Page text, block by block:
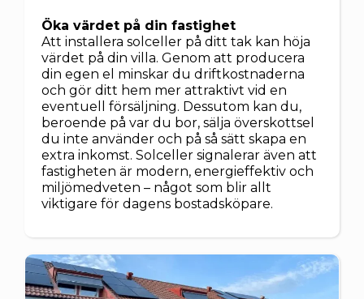
Öka värdet på din fastighet
Att installera solceller på ditt tak kan höja
värdet på din villa. Genom att producera
din egen el minskar du driftkostnaderna
och gör ditt hem mer attraktivt vid en
eventuell försäljning. Dessutom kan du,
beroende på var du bor, sälja överskottsel
du inte använder och på så sätt skapa en
extra inkomst. Solceller signalerar även att
fastigheten är modern, energieffektiv och
miljömedveten – något som blir allt
viktigare för dagens bostadsköpare.